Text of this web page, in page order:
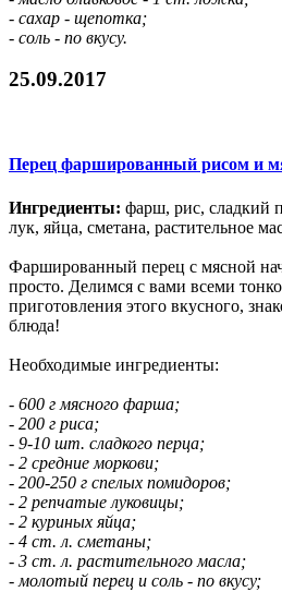
- сахар - щепотка;
- соль - по вкусу.
25.09.2017
Перец фаршированный рисом и
Ингредиенты: фарш, рис, сладкий
лук, яйца, сметана, растительное
Фаршированный перец с мясной
просто. Делимся с вами всеми
приготовления этого вкусного,
блюда!
Необходимые ингредиенты:
- 600 г мясного фарша;
- 200 г риса;
- 9-10 шт. сладкого перца;
- 2 средние моркови;
- 200-250 г спелых помидоров;
- 2 репчатые луковицы;
- 2 куриных яйца;
- 4 ст. л. сметаны;
- 3 ст. л. растительного масла;
- молотый перец и соль - по вкусу;